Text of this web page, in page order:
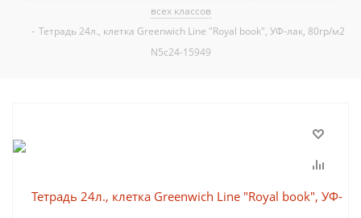
всех классов
- Тетрадь 24л., клетка Greenwich Line "Royal book", УФ-лак, 80гр/м2
N5c24-15949